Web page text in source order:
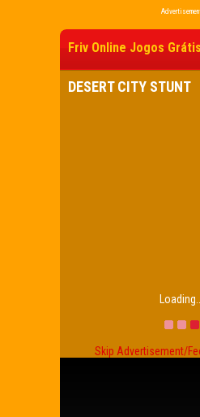
Friv Online Jogos Grátis
DESERT CITY STUNT
Loading...
Skip Advertisement/